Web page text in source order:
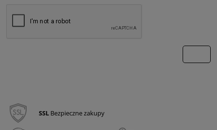
SSL Bezpieczne zakupy